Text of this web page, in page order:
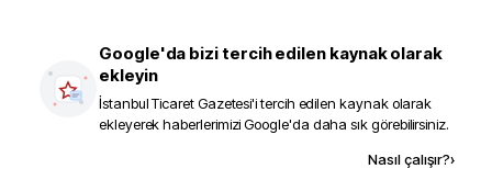
Google'da bizi tercih edilen kaynak olarak
ekleyin
İstanbul Ticaret Gazetesi'i tercih edilen kaynak olarak
ekleyerek haberlerimizi Google'da daha sık görebilirsiniz.
Nasıl çalışır?›